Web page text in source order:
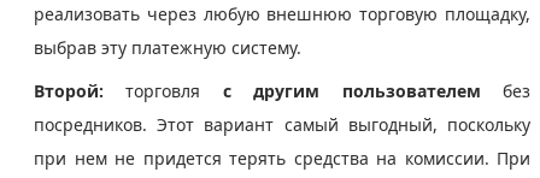
реализовать через любую внешнюю торговую площадку,
выбрав эту платежную систему.
Второй: торговля с другим пользователем без
посредников. Этот вариант самый выгодный, поскольку
при нем не придется терять средства на комиссии. При